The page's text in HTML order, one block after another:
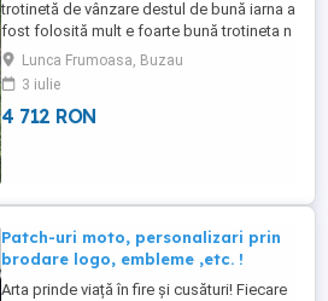
trotinetă de vânzare destul de bună iarna a
fost folosită mult e foarte bună trotineta n
are nici nimica foarte bună motorul pe față
îl are
Lunca Frumoasa, Buzau
3 iulie
4 712 RON
Patch-uri moto, personalizari prin
brodare logo, embleme ,etc. !
Arta prinde viață în fire și cusături! Fiecare